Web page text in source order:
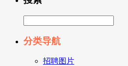
分类导航
招聘图片